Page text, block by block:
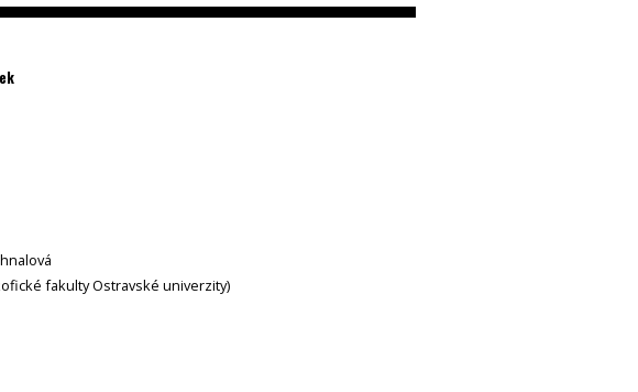
fakulty Ostravské univerzity)